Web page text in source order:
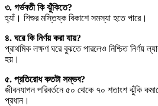
৩. গর্ভবতী কি ঝুঁকিতে?
হ্যাঁ। শিশুর মস্তিষ্ক বিকাশে সমস্যা হতে পারে।
৪. ঘরে কি নির্ণয় করা যায়?
প্রাথমিক লক্ষণ ঘরে বুঝতে পারলেও নিশ্চিত নির্ণয়
হয়।
৫. প্রতিরোধ কতটা সম্ভব?
জীবনযাপন পরিবর্তনে ৫০ থেকে ৭০ শতাংশ ঝুঁকি
প্রধান।